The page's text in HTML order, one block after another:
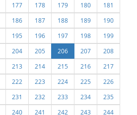
177 178 179 180
181
186 187 188 189
190
195 196 197 198
199
204 205 206 207
208
213 214 215 216
217
222 223 224 225
226
231 232 233 234
235
240 241 242 243
244